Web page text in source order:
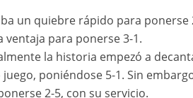
un quiebre rápido para ponerse
para ponerse 3-1.
la historia empezó a
poniéndose 5-1. Sin
2-5, con su servicio.